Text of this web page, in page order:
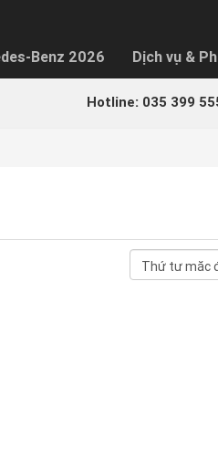
Benz 2026 Dịch vụ &
Hotline: 035 399